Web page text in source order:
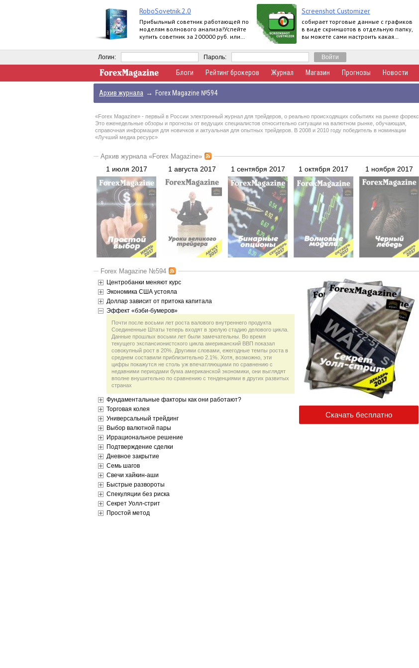
RoboSovetnik.2.0
Прибыльный советник работающей по
моделям волнового анализа!Успейте
купить советник за 200000 руб. или
программе
Screenshot Customizer
собирает торговые данные с графиков
в виде скриншотов в отдельную папку,
вы можете сами настроить какая
отображаться
Логин: Пароль:
Блоги Рейтинг брокеров Журнал Магазин Прогнозы Новости
Архив журнала → Forex Magazine №594
«Forex Magazine» - первый в России электронный журнал для трейдеров, о реально происходящих событиях на рынке форекс.
Это еженедельные обзоры и прогнозы от ведущих специалистов относительно ситуации на валютном рынке, обучающая,
справочная информация для новичков и актуальная для опытных трейдеров. В 2008 и 2010 году победитель в номинации
«Лучший медиа ресурс»
Архив журнала «Forex Magazine»
1 июля 2017 1 августа 2017 1 сентября 2017 1 октября 2017 1 ноября 2017
Forex Magazine №594
Центробанки меняют курс
Экономика США устояла
Доллар зависит от притока капитала
Эффект «бэби-бумеров»
Почти после восьми лет роста валового внутреннего продукта
Соединенные Штаты теперь входят в зрелую стадию делового цикла.
Данные прошлых восьми лет были замечательны. Во время
текущего экспансионистского цикла американский ВВП показал
совокупный рост в 20%. Другими словами, ежегодные темпы роста в
среднем составили приблизительно 2.1%. Хотя, возможно, эти
цифры покажутся не столь уж впечатляющими по сравнению с
недавними периодами бума американской экономики, они выглядят
вполне внушительно по сравнению с тенденциями в других развитых
странах
Фундаментальные факторы как они работают?
Торговая колея
Универсальный трейдинг
Выбор валютной пары
Иррациональное решение
Подтверждение сделки
Дневное закрытие
Семь шагов
Свечи хайкин-аши
Быстрые развороты
Спекуляции без риска
Секрет Уолл-стрит
Простой метод